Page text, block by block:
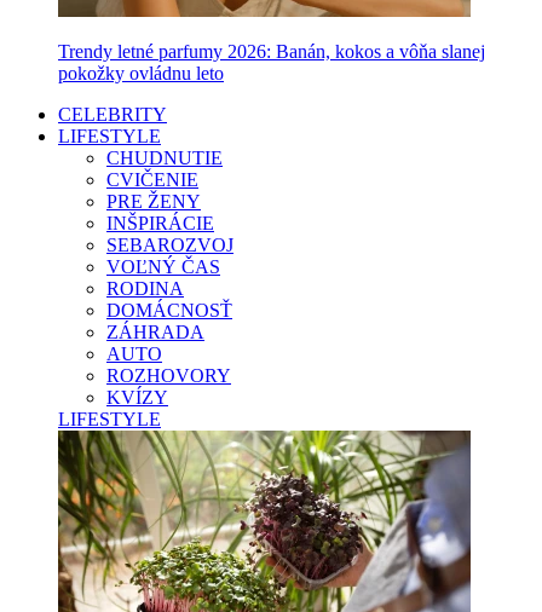
Trendy letné parfumy 2026: Banán, kokos a vôňa slanej
pokožky ovládnu leto
CELEBRITY
LIFESTYLE
CHUDNUTIE
CVIČENIE
PRE ŽENY
INŠPIRÁCIE
SEBAROZVOJ
VOĽNÝ ČAS
RODINA
DOMÁCNOSŤ
ZÁHRADA
AUTO
ROZHOVORY
KVÍZY
LIFESTYLE